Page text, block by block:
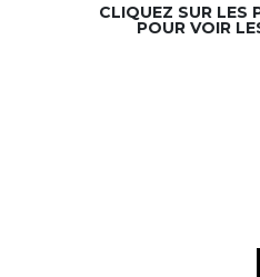
CLIQUEZ SUR LES
POUR VOIR